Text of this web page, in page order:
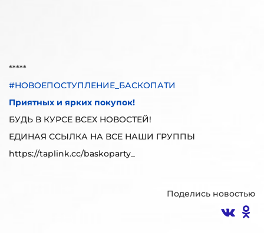
*****
#НОВОЕПОСТУПЛЕНИЕ_БАСКОПАТИ
Приятных и ярких покупок!
БУДЬ В КУРСЕ ВСЕХ НОВОСТЕЙ!
ЕДИНАЯ ССЫЛКА НА ВСЕ НАШИ ГРУППЫ
https://taplink.cc/baskoparty_
Поделись новостью